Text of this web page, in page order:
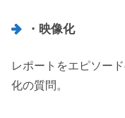
・映像化
レポートをエピソー
化の質問。